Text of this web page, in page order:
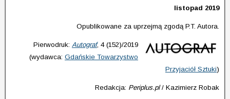
listopad 2019
Opublikowane za uprzejmą zgodą P.T. Autora.
Pierwodruk: Autograf, 4 (152)/2019
(wydawca: Gdańskie Towarzystwo
Przyjaciół Sztuki)
Redakcja: Periplus.pl/ Kazimierz Robak